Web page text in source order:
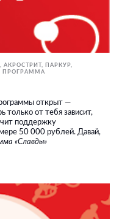
АКРОСТРИТ, ПАРКУР,
ПРОГРАММА
открыт —
только от тебя зависит,
поддержку
50 000 рублей. Давай,
«Славды»